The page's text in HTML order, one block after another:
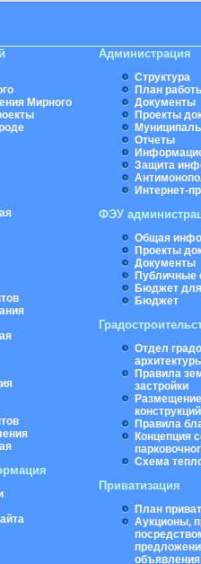
Мирного
Администрация
Структура
План
Документы
Проекты
Отчеты
Защита
Интернет-
ФЭУ
Общая
Проекты
Документы
Публичные
Бюджет
Бюджет
Отдел
Правила
застройки
конструкций
Правила
Концепция
Схема
Приватизация
План
Аукционы,